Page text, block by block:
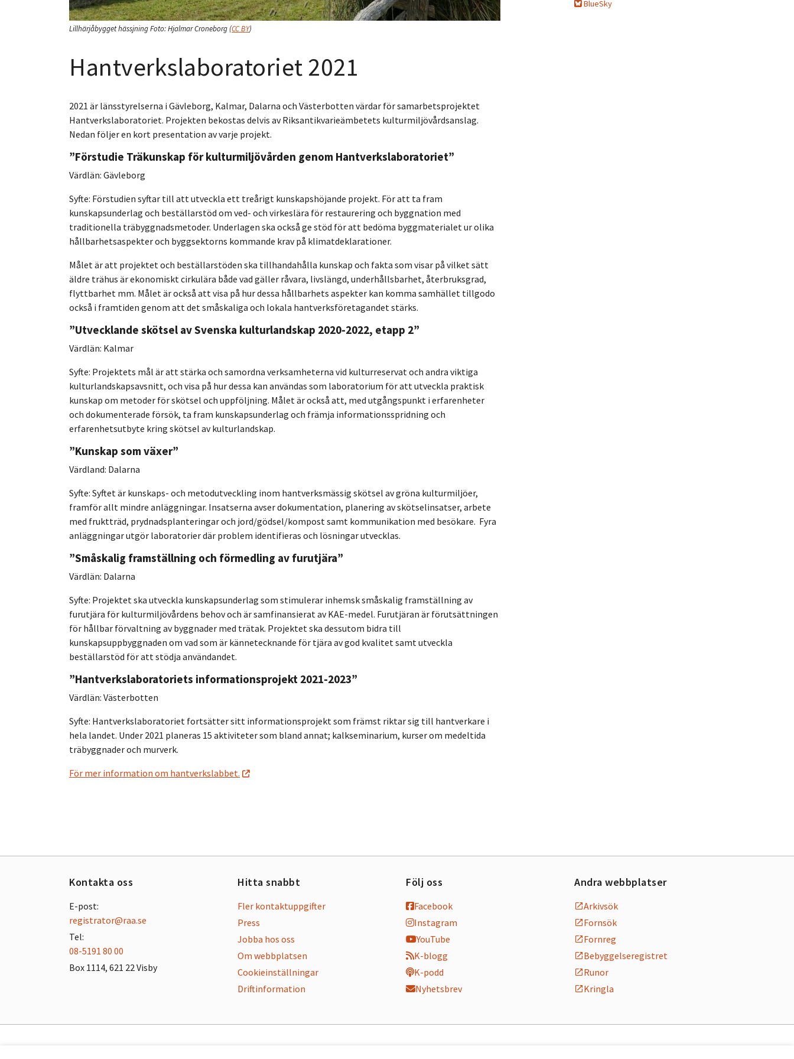
Lillhärjåbygget hässjningFoto:Hjalmar Croneborg(CC BY)
Hantverkslaboratoriet 2021
2021 är länsstyrelserna i Gävleborg, Kalmar, Dalarna och Västerbotten värdar för samarbetsprojektet
Hantverkslaboratoriet. Projekten bekostas delvis av Riksantikvarieämbetets kulturmiljövårdsanslag.
Nedan följer en kort presentation av varje projekt.
”Förstudie Träkunskap för kulturmiljövården genom Hantverkslaboratoriet”
Värdlän: Gävleborg
Syfte: Förstudien syftar till att utveckla ett treårigt kunskapshöjande projekt. För att ta fram
kunskapsunderlag och beställarstöd om ved- och virkeslära för restaurering och byggnation med
traditionella träbyggnadsmetoder. Underlagen ska också ge stöd för att bedöma byggmaterialet ur olika
hållbarhetsaspekter och byggsektorns kommande krav på klimatdeklarationer.
Målet är att projektet och beställarstöden ska tillhandahålla kunskap och fakta som visar på vilket sätt
äldre trähus är ekonomiskt cirkulära både vad gäller råvara, livslängd, underhållsbarhet, återbruksgrad,
flyttbarhet mm. Målet är också att visa på hur dessa hållbarhets aspekter kan komma samhället tillgodo
också i framtiden genom att det småskaliga och lokala hantverksföretagandet stärks.
”Utvecklande skötsel av Svenska kulturlandskap 2020-2022, etapp 2”
Värdlän: Kalmar
Syfte: Projektets mål är att stärka och samordna verksamheterna vid kulturreservat och andra viktiga
kulturlandskapsavsnitt, och visa på hur dessa kan användas som laboratorium för att utveckla praktisk
kunskap om metoder för skötsel och uppföljning. Målet är också att, med utgångspunkt i erfarenheter
och dokumenterade försök, ta fram kunskapsunderlag och främja informationsspridning och
erfarenhetsutbyte kring skötsel av kulturlandskap.
”Kunskap som växer”
Värdland: Dalarna
Syfte: Syftet är kunskaps- och metodutveckling inom hantverksmässig skötsel av gröna kulturmiljöer,
framför allt mindre anläggningar. Insatserna avser dokumentation, planering av skötselinsatser, arbete
med fruktträd, prydnadsplanteringar och jord/gödsel/kompost samt kommunikation med besökare. Fyra
anläggningar utgör laboratorier där problem identifieras och lösningar utvecklas.
”Småskalig framställning och förmedling av furutjära”
Värdlän: Dalarna
Syfte: Projektet ska utveckla kunskapsunderlag som stimulerar inhemsk småskalig framställning av
furutjära för kulturmiljövårdens behov och är samfinansierat av KAE-medel. Furutjäran är förutsättningen
för hållbar förvaltning av byggnader med trätak. Projektet ska dessutom bidra till
kunskapsuppbyggnaden om vad som är kännetecknande för tjära av god kvalitet samt utveckla
beställarstöd för att stödja användandet.
”Hantverkslaboratoriets informationsprojekt 2021-2023”
Värdlän: Västerbotten
Syfte: Hantverkslaboratoriet fortsätter sitt informationsprojekt som främst riktar sig till hantverkare i
hela landet. Under 2021 planeras 15 aktiviteter som bland annat; kalkseminarium, kurser om medeltida
träbyggnader och murverk.
För mer information om hantverkslabbet.
BlueSky
Kontakta oss
E-post:
registrator@raa.se
Tel:
08-5191 80 00
Box 1114, 621 22 Visby
Hitta snabbt
Fler kontaktuppgifter
Press
Jobba hos oss
Om webbplatsen
Cookieinställningar
Driftinformation
Följ oss
Facebook
Instagram
YouTube
K-blogg
K-podd
Nyhetsbrev
Andra webbplatser
Arkivsök
Fornsök
Fornreg
Bebyggelseregistret
Runor
Kringla